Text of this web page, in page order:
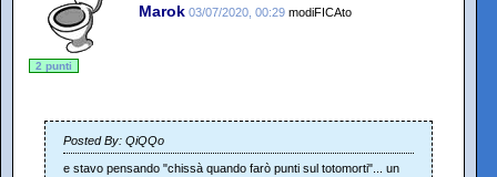
Marok 03/07/2020, 00:29 modiFICAto
2 punti
Posted By: QiQQo
e stavo pensando "chissà quando farò punti sul totomorti"... un